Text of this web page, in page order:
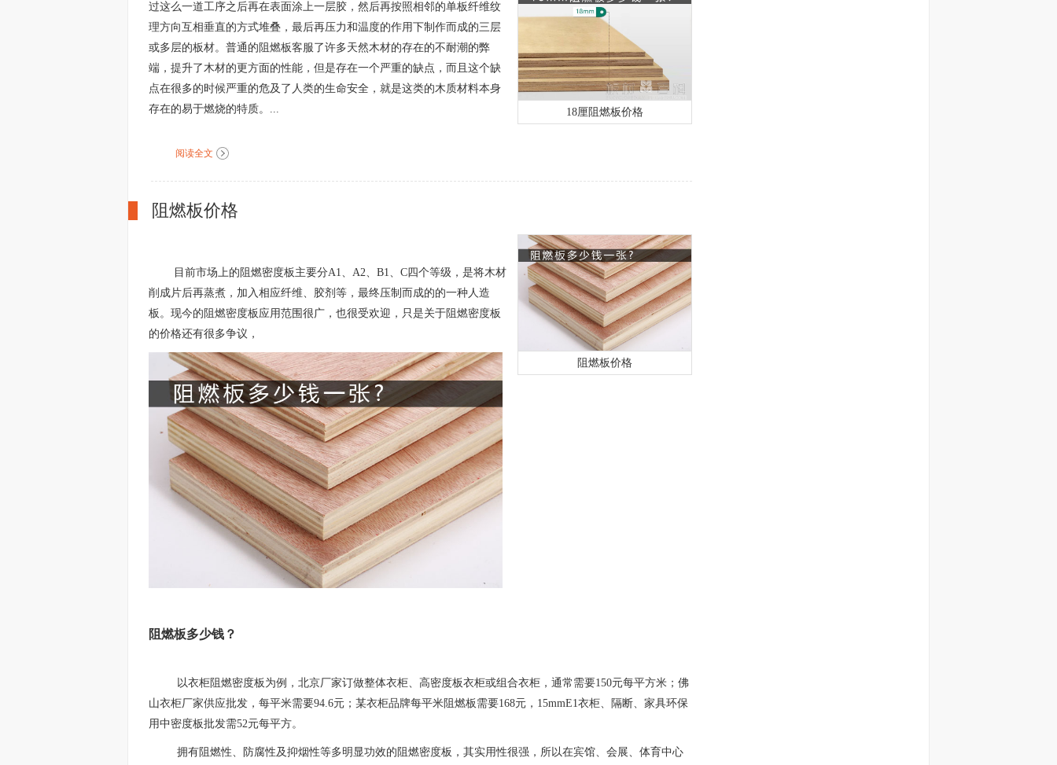
18厘阻燃板价格
过这么一道工序之后再在表面涂上一层胶，然后再按照相邻的单板纤维纹
理方向互相垂直的方式堆叠，最后再压力和温度的作用下制作而成的三层
或多层的板材。普通的阻燃板客服了许多天然木材的存在的不耐潮的弊
端，提升了木材的更方面的性能，但是存在一个严重的缺点，而且这个缺
点在很多的时候严重的危及了人类的生命安全，就是这类的木质材料本身
存在的易于燃烧的特质。...
阅读全文
阻燃板价格
阻燃板价格
目前市场上的阻燃密度板主要分A1、A2、B1、C四个等级，是将木材
削成片后再蒸煮，加入相应纤维、胶剂等，最终压制而成的的一种人造
板。现今的阻燃密度板应用范围很广，也很受欢迎，只是关于阻燃密度板
的价格还有很多争议，
阻燃板多少钱？
以衣柜阻燃密度板为例，北京厂家订做整体衣柜、高密度板衣柜或组合衣柜，通常需要150元每平方米；佛
山衣柜厂家供应批发，每平米需要94.6元；某衣柜品牌每平米阻燃板需要168元，15mmE1衣柜、隔断、家具环保
用中密度板批发需52元每平方。
拥有阻燃性、防腐性及抑烟性等多明显功效的阻燃密度板，其实用性很强，所以在宾馆、会展、体育中心